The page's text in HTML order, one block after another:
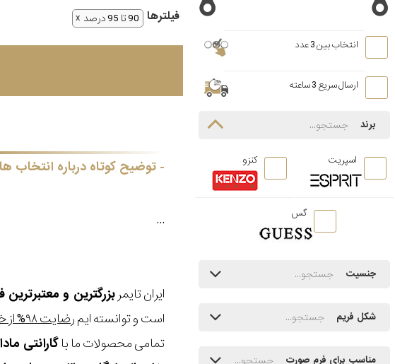
فیلتر‌ها 90 تا 95 درصد
توضیح کوتاه درباره انتخاب
...
ایران تایمربزرگترین و معتبرترین
است و توانسته ایمرضایت ۹۸% از خریداران
تمامی محصولات ما باگارانتی مادام‌العمر اصالت، ۵
انتخاب بین 3 عدد
ارسال سریع 3 ساعته
برند
اسپریت کنزو
گس
جنسیت
شکل فریم
مناسب برای فرم صورت